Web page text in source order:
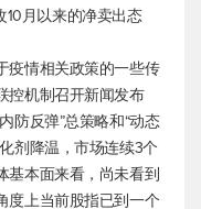
10月以来的净卖出态
疫情相关政策的一些传
控机制召开新闻发布
防反弹”总策略和“动态
剂降温，市场连续3个
基本面来看，尚未看到
度上当前股指已到一个